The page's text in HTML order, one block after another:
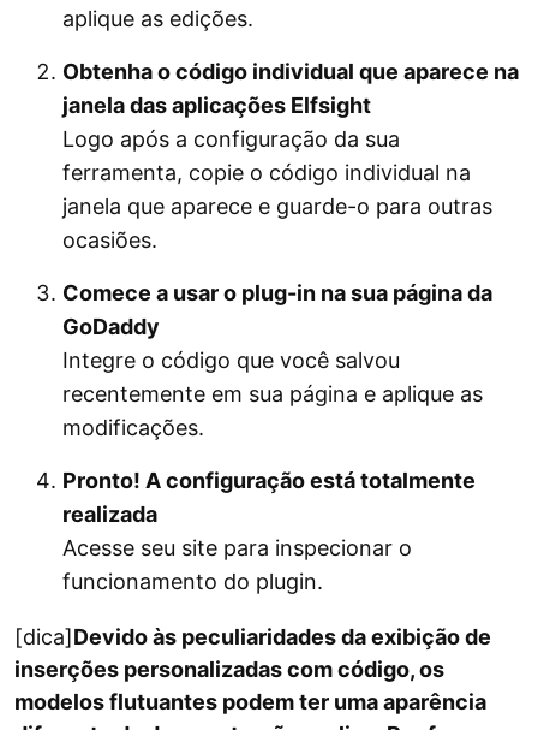
aplique as edições.
Obtenha o código individual que aparece na
janela das aplicações Elfsight
Logo após a configuração da sua
ferramenta, copie o código individual na
janela que aparece e guarde-o para outras
ocasiões.
Comece a usar o plug-in na sua página da
GoDaddy
Integre o código que você salvou
recentemente em sua página e aplique as
modificações.
Pronto! A configuração está totalmente
realizada
Acesse seu site para inspecionar o
funcionamento do plugin.
[dica]Devido às peculiaridades da exibição de
inserções personalizadas com código, os
modelos flutuantes podem ter uma aparência